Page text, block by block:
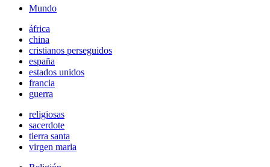
Mundo
áfrica
china
cristianos perseguidos
españa
estados unidos
francia
guerra
religiosas
sacerdote
tierra santa
virgen maria